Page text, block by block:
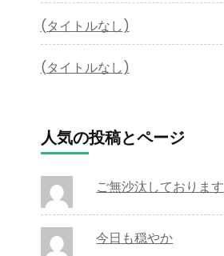
(タイトルなし)
(タイトルなし)
人気の投稿とページ
ご無沙汰しております
今日も穏やか